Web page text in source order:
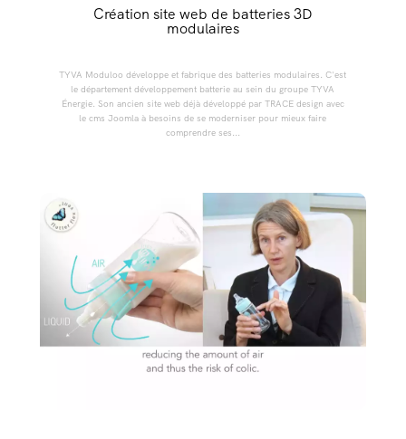
Création site web de batteries 3D
modulaires
TYVA Moduloo développe et fabrique des batteries modulaires. C'est
le département développement batterie au sein du groupe TYVA
Énergie. Son ancien site web déjà développé par TRACE design avec
le cms Joomla à besoins de se moderniser pour mieux faire
comprendre ses...